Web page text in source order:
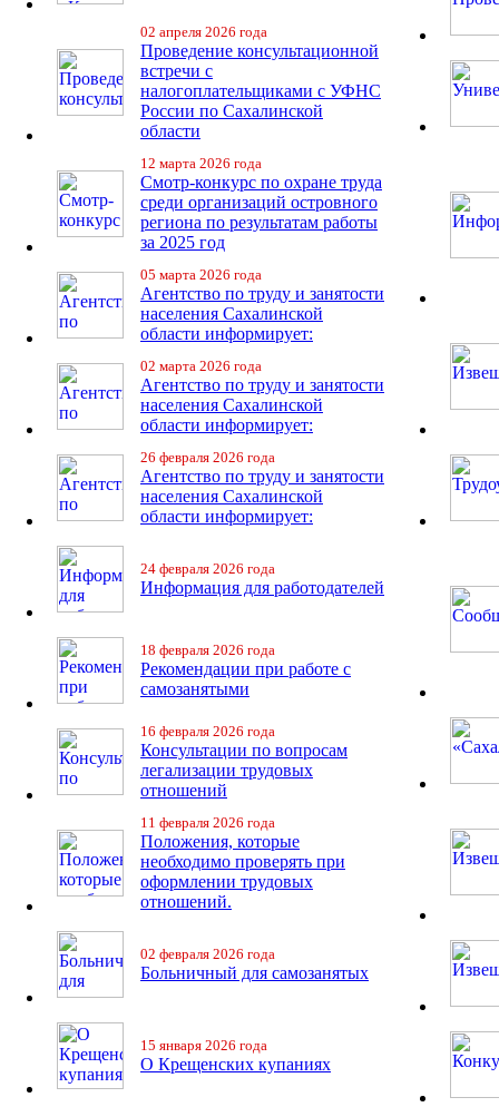
02 апреля 2026 года
Проведение консультационной
встречи с
налогоплательщиками с УФНС
России по Сахалинской
области
12 марта 2026 года
Смотр-конкурс по охране труда
среди организаций островного
региона по результатам работы
за 2025 год
05 марта 2026 года
Агентство по труду и занятости
населения Сахалинской
области информирует:
02 марта 2026 года
Агентство по труду и занятости
населения Сахалинской
области информирует:
26 февраля 2026 года
Агентство по труду и занятости
населения Сахалинской
области информирует:
24 февраля 2026 года
Информация для работодателей
18 февраля 2026 года
Рекомендации при работе с
самозанятыми
16 февраля 2026 года
Консультации по вопросам
легализации трудовых
отношений
11 февраля 2026 года
Положения, которые
необходимо проверять при
оформлении трудовых
отношений.
02 февраля 2026 года
Больничный для самозанятых
15 января 2026 года
О Крещенских купаниях